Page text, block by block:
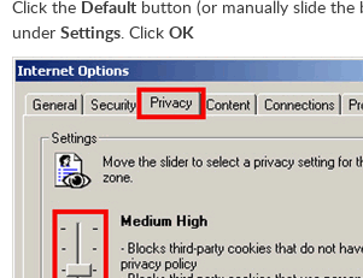
Click the Default button (or manually slide the
under Settings. Click OK